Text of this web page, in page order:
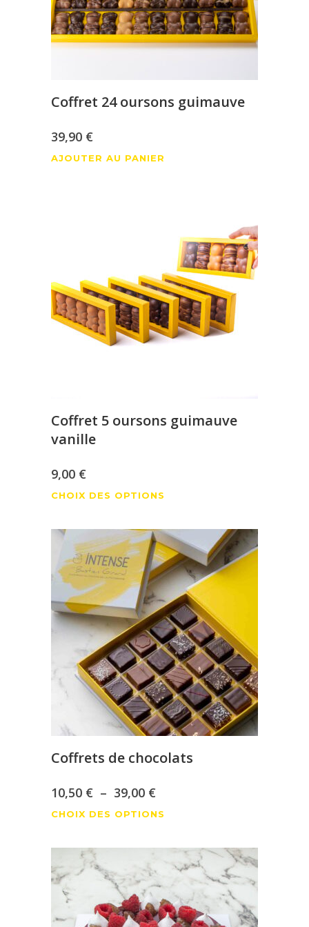
sur
la
page
Coffret 24 oursons guimauve
39,90 €
AJOUTER AU PANIER
Coffret 5 oursons guimauve
vanille
9,00 €
CHOIX DES OPTIONS
a
plusieurs
variations.
Les
options
peuvent
être
choisies
sur
la
page
du
Coffrets de chocolats
10,50 € – 39,00 €Plage
de
10,50 €
à
39,00 €
CHOIX DES OPTIONS
a
plusieurs
variations.
Les
options